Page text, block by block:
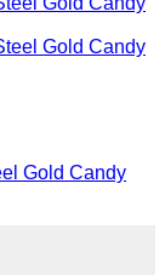
Gold Candy